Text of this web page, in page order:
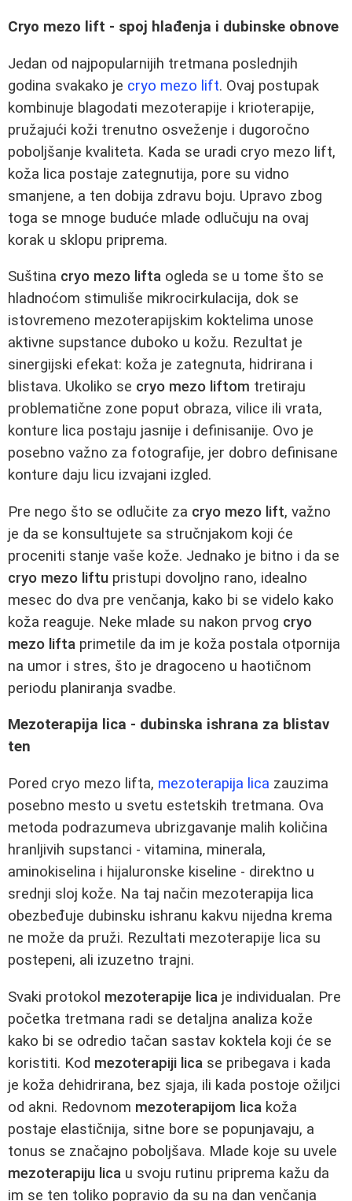
Cryo mezo lift - spoj hlađenja i dubinske obnove
Jedan od najpopularnijih tretmana poslednjih
godina svakako je cryo mezo lift. Ovaj postupak
kombinuje blagodati mezoterapije i krioterapije,
pružajući koži trenutno osveženje i dugoročno
poboljšanje kvaliteta. Kada se uradi cryo mezo lift,
koža lica postaje zategnutija, pore su vidno
smanjene, a ten dobija zdravu boju. Upravo zbog
toga se mnoge buduće mlade odlučuju na ovaj
korak u sklopu priprema.
Suština cryo mezo lifta ogleda se u tome što se
hladnoćom stimuliše mikrocirkulacija, dok se
istovremeno mezoterapijskim koktelima unose
aktivne supstance duboko u kožu. Rezultat je
sinergijski efekat: koža je zategnuta, hidrirana i
blistava. Ukoliko se cryo mezo liftom tretiraju
problematične zone poput obraza, vilice ili vrata,
konture lica postaju jasnije i definisanije. Ovo je
posebno važno za fotografije, jer dobro definisane
konture daju licu izvajani izgled.
Pre nego što se odlučite za cryo mezo lift, važno
je da se konsultujete sa stručnjakom koji će
proceniti stanje vaše kože. Jednako je bitno i da se
cryo mezo liftu pristupi dovoljno rano, idealno
mesec do dva pre venčanja, kako bi se videlo kako
koža reaguje. Neke mlade su nakon prvog cryo
mezo lifta primetile da im je koža postala otpornija
na umor i stres, što je dragoceno u haotičnom
periodu planiranja svadbe.
Mezoterapija lica - dubinska ishrana za blistav
ten
Pored cryo mezo lifta, mezoterapija lica zauzima
posebno mesto u svetu estetskih tretmana. Ova
metoda podrazumeva ubrizgavanje malih količina
hranljivih supstanci - vitamina, minerala,
aminokiselina i hijaluronske kiseline - direktno u
srednji sloj kože. Na taj način mezoterapija lica
obezbeđuje dubinsku ishranu kakvu nijedna krema
ne može da pruži. Rezultati mezoterapije lica su
postepeni, ali izuzetno trajni.
Svaki protokol mezoterapije lica je individualan. Pre
početka tretmana radi se detaljna analiza kože
kako bi se odredio tačan sastav koktela koji će se
koristiti. Kod mezoterapiji lica se pribegava i kada
je koža dehidrirana, bez sjaja, ili kada postoje ožiljci
od akni. Redovnom mezoterapijom lica koža
postaje elastičnija, sitne bore se popunjavaju, a
tonus se značajno poboljšava. Mlade koje su uvele
mezoterapiju lica u svoju rutinu priprema kažu da
im se ten toliko popravio da su na dan venčanja